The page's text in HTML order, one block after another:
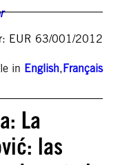
EUR 63/001/2012
in English,Français
La
las